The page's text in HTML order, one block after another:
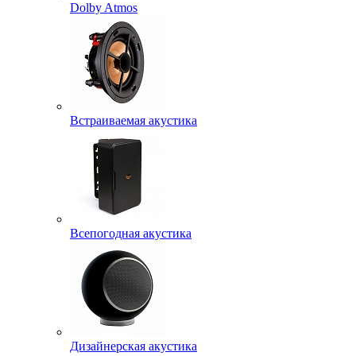
Dolby Atmos
Встраиваемая акустика
Всепогодная акустика
Дизайнерская акустика